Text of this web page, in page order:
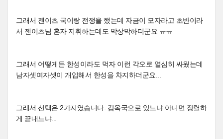
그래서 젠이츠 국이랑 전쟁을 했는데 자금이 모자라고 초반이라
서 젠이츠님 혼자 지휘하는데도 막상막하더군요 ㅠㅠ
그래서 어떻게든 한성이라도 먹자 이런 각오로 열심히 싸웠는데
남자셋여자셋이 개입해서 한성을 차지하더군요...
그래서 선택은 2가지였습니다. 감옥국으로 있느냐 아니면 장렬하
게 끝내느냐...